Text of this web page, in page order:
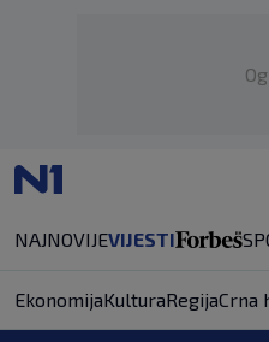
NAJNOVIJEVIJESTI
EkonomijaKulturaRegijaCrna